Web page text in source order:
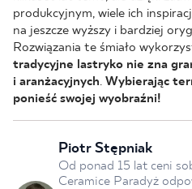
produkcyjnym, wiele ich
na jeszcze wyższy i bardziej
Rozwiązania te śmiało
tradycyjne lastryko nie zna
i aranżacyjnych. Wybierając
ponieść swojej wyobraźni!
Piotr Stępniak
Od ponad 15 lat ceni
Ceramice Paradyż